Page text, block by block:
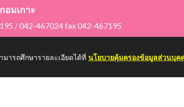
อมเกาะ
/ 042-467024 fax 042-467195
ารถศึกษารายละเอียดได้ที่ นโยบายคุ้มครองข้อมูลส่วนบุค